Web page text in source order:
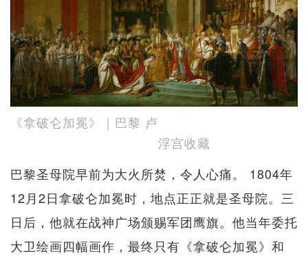
《拿破仑加冕》｜巴黎 卢
浮宫收藏
巴黎圣母院早前为大火所焚，令人心痛。 1804年
12月2日拿破仑加冕时，地点正正就是圣母院。三
日后，他就在战神广场颁赐军团鹰旗。他当年委托
大卫绘画四幅画作，最终只有《拿破仑加冕》和